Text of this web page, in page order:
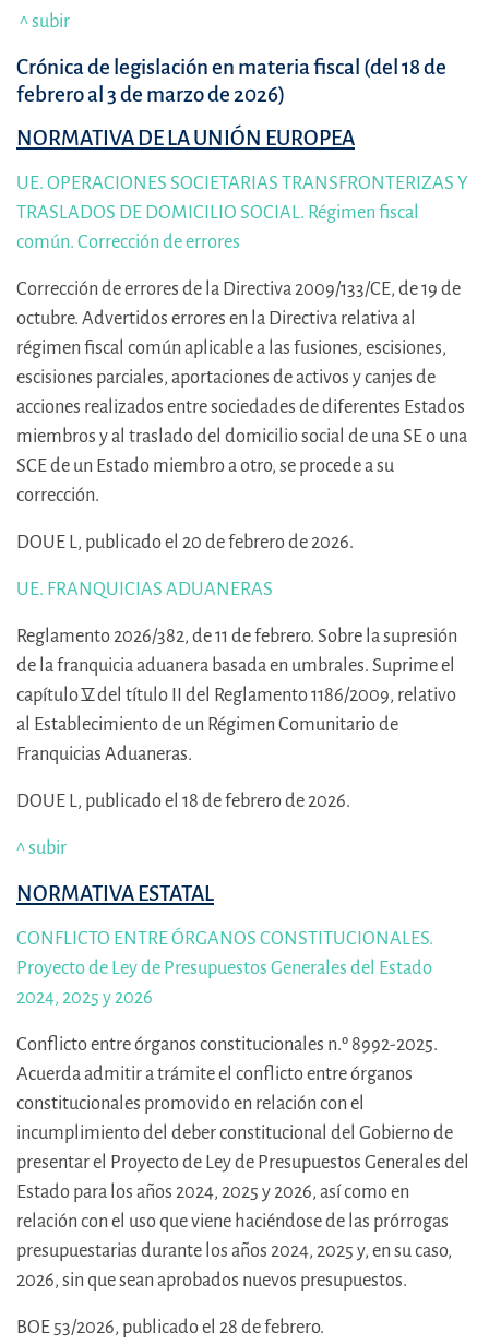
^ subir
Crónica de legislación en materia fiscal (del 18 de
febrero al 3 de marzo de 2026)
NORMATIVA DE LA UNIÓN EUROPEA
UE. OPERACIONES SOCIETARIAS TRANSFRONTERIZAS Y
TRASLADOS DE DOMICILIO SOCIAL. Régimen fiscal
común. Corrección de errores
Corrección de errores de la Directiva 2009/133/CE, de 19 de
octubre. Advertidos errores en la Directiva relativa al
régimen fiscal común aplicable a las fusiones, escisiones,
escisiones parciales, aportaciones de activos y canjes de
acciones realizados entre sociedades de diferentes Estados
miembros y al traslado del domicilio social de una SE o una
SCE de un Estado miembro a otro, se procede a su
corrección.
DOUE L, publicado el 20 de febrero de 2026.
UE. FRANQUICIAS ADUANERAS
Reglamento 2026/382, de 11 de febrero. Sobre la supresión
de la franquicia aduanera basada en umbrales. Suprime el
capítulo V del título II del Reglamento 1186/2009, relativo
al Establecimiento de un Régimen Comunitario de
Franquicias Aduaneras.
DOUE L, publicado el 18 de febrero de 2026.
^ subir
NORMATIVA ESTATAL
CONFLICTO ENTRE ÓRGANOS CONSTITUCIONALES.
Proyecto de Ley de Presupuestos Generales del Estado
2024, 2025 y 2026
Conflicto entre órganos constitucionales n.º 8992-2025.
Acuerda admitir a trámite el conflicto entre órganos
constitucionales promovido en relación con el
incumplimiento del deber constitucional del Gobierno de
presentar el Proyecto de Ley de Presupuestos Generales del
Estado para los años 2024, 2025 y 2026, así como en
relación con el uso que viene haciéndose de las prórrogas
presupuestarias durante los años 2024, 2025 y, en su caso,
2026, sin que sean aprobados nuevos presupuestos.
BOE 53/2026, publicado el 28 de febrero.